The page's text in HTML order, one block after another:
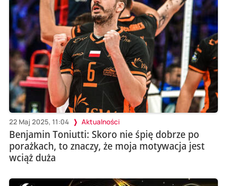
22 Maj 2025, 11:04 Aktualności
Benjamin Toniutti: Skoro nie śpię dobrze po
porażkach, to znaczy, że moja motywacja jest
wciąż duża